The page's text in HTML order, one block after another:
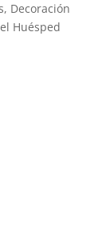
Decoración
Huésped